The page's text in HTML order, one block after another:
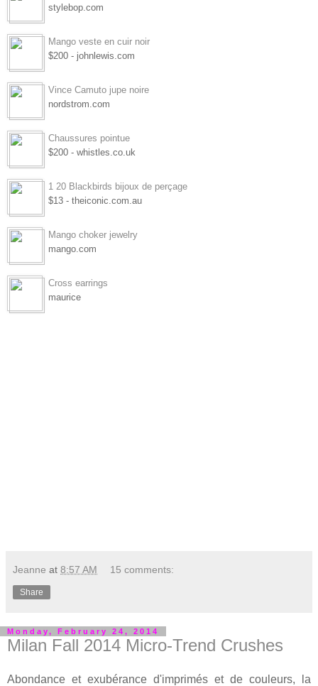
stylebop.com
Mango veste en cuir noir
$200 - johnlewis.com
Vince Camuto jupe noire
nordstrom.com
Chaussures pointue
$200 - whistles.co.uk
1 20 Blackbirds bijoux de perçage
$13 - theiconic.com.au
Mango choker jewelry
mango.com
Cross earrings
maurice
Jeanne at 8:57 AM 15 comments:
Share
Monday, February 24, 2014
Milan Fall 2014 Micro-Trend Crushes
Abondance et exubérance d'imprimés et de couleurs, la